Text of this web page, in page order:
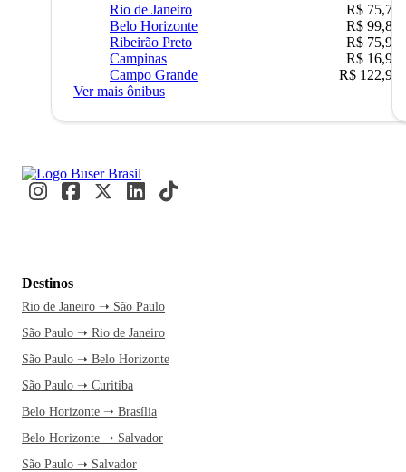
Rio de Janeiro
R$ 75,77
Belo Horizonte
R$ 99,89
Ribeirão Preto
R$ 75,90
Campinas
R$ 16,90
Campo Grande
R$ 122,90
Ver mais ônibus
Destinos
Rio de Janeiro ➝ São Paulo
São Paulo ➝ Rio de Janeiro
São Paulo ➝ Belo Horizonte
São Paulo ➝ Curitiba
Belo Horizonte ➝ Brasília
Belo Horizonte ➝ Salvador
São Paulo ➝ Salvador